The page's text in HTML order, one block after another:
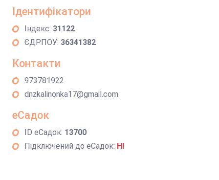
Ідентифікатори
Індекс: 31122
ЄДРПОУ: 36341382
Контакти
973781922
dnzkalinonka17@gmail.com
еСадок
ID еСадок: 13700
Підключений до еСадок: НІ